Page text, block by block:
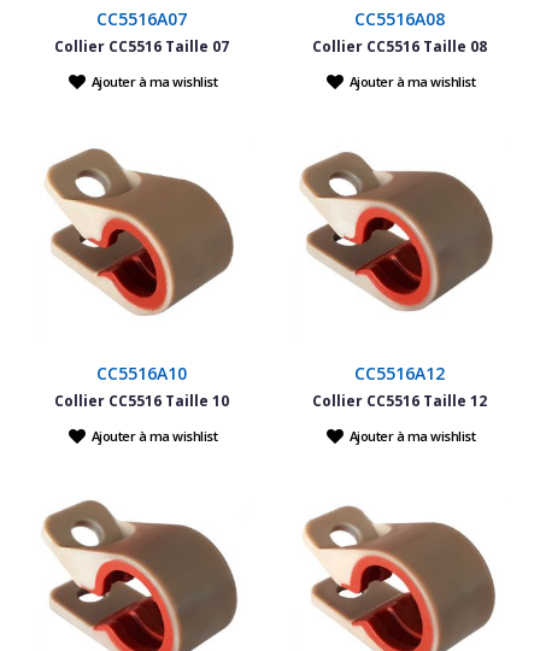
CC5516A07
Collier CC5516 Taille 07
Ajouter à ma wishlist
CC5516A08
Collier CC5516 Taille 08
Ajouter à ma wishlist
CC5516A10
Collier CC5516 Taille 10
Ajouter à ma wishlist
CC5516A12
Collier CC5516 Taille 12
Ajouter à ma wishlist